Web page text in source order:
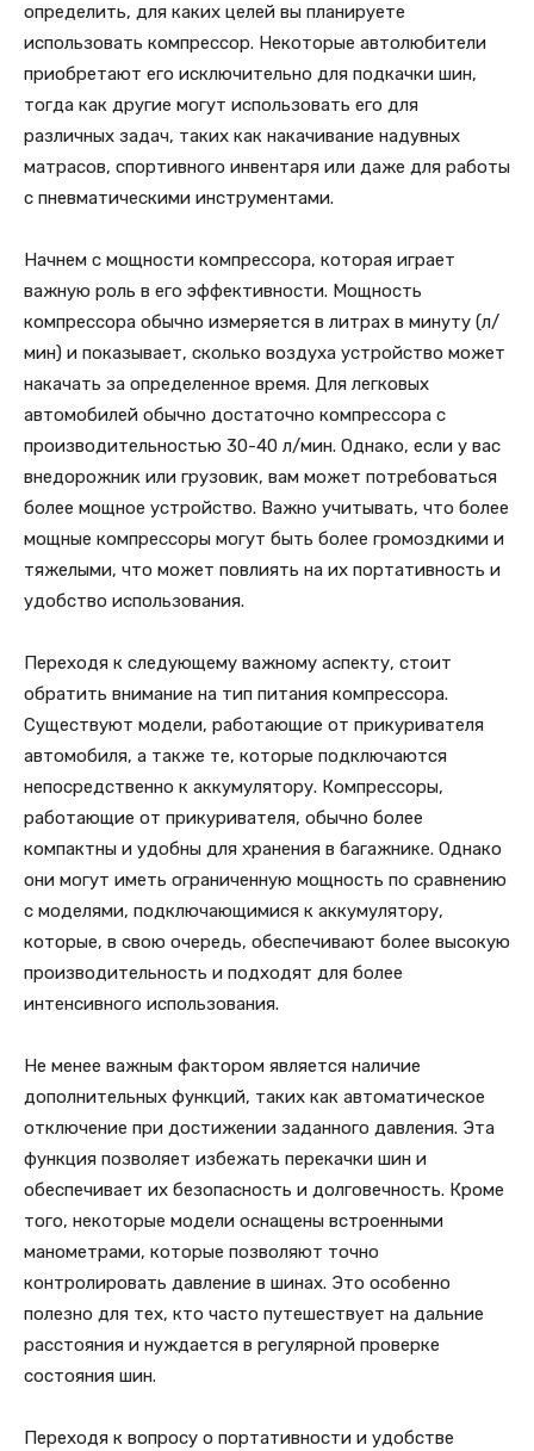
определить, для каких целей вы планируете
использовать компрессор. Некоторые автолюбители
приобретают его исключительно для подкачки шин,
тогда как другие могут использовать его для
различных задач, таких как накачивание надувных
матрасов, спортивного инвентаря или даже для работы
с пневматическими инструментами.
Начнем с мощности компрессора, которая играет
важную роль в его эффективности. Мощность
компрессора обычно измеряется в литрах в минуту (л/
мин) и показывает, сколько воздуха устройство может
накачать за определенное время. Для легковых
автомобилей обычно достаточно компрессора с
производительностью 30-40 л/мин. Однако, если у вас
внедорожник или грузовик, вам может потребоваться
более мощное устройство. Важно учитывать, что более
мощные компрессоры могут быть более громоздкими и
тяжелыми, что может повлиять на их портативность и
удобство использования.
Переходя к следующему важному аспекту, стоит
обратить внимание на тип питания компрессора.
Существуют модели, работающие от прикуривателя
автомобиля, а также те, которые подключаются
непосредственно к аккумулятору. Компрессоры,
работающие от прикуривателя, обычно более
компактны и удобны для хранения в багажнике. Однако
они могут иметь ограниченную мощность по сравнению
с моделями, подключающимися к аккумулятору,
которые, в свою очередь, обеспечивают более высокую
производительность и подходят для более
интенсивного использования.
Не менее важным фактором является наличие
дополнительных функций, таких как автоматическое
отключение при достижении заданного давления. Эта
функция позволяет избежать перекачки шин и
обеспечивает их безопасность и долговечность. Кроме
того, некоторые модели оснащены встроенными
манометрами, которые позволяют точно
контролировать давление в шинах. Это особенно
полезно для тех, кто часто путешествует на дальние
расстояния и нуждается в регулярной проверке
состояния шин.
Переходя к вопросу о портативности и удобстве